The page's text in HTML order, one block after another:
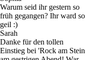
Warum seid ihr gestern so
früh gegangen? Ihr ward so
geil :)
Sarah
Danke für den tollen
Einstieg bei 'Rock am